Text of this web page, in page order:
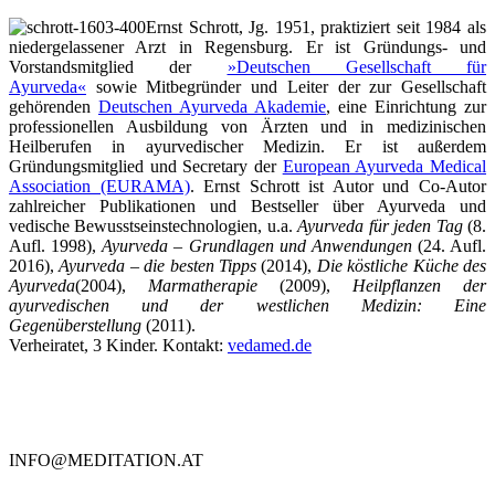
Ernst Schrott, Jg. 1951, praktiziert seit 1984 als
niedergelassener Arzt in Regensburg. Er ist Gründungs- und
Vorstandsmitglied der »Deutschen Gesellschaft für
Ayurveda« sowie Mitbegründer und Leiter der zur Gesellschaft
gehörenden Deutschen Ayurveda Akademie, eine Einrichtung zur
professionellen Ausbildung von Ärzten und in medizinischen
Heilberufen in ayurvedischer Medizin. Er ist außerdem
Gründungsmitglied und Secretary der European Ayurveda Medical
Association (EURAMA). Ernst Schrott ist Autor und Co-Autor
zahlreicher Publikationen und Bestseller über Ayurveda und
vedische Bewusstseinstechnologien, u.a.Ayurveda für jeden Tag(8.
Aufl. 1998),Ayurveda – Grundlagen und Anwendungen(24. Aufl.
2016),Ayurveda – die besten Tipps (2014), Die köstliche Küche des
Ayurveda(2004), Marmatherapie (2009), Heilpflanzen der
ayurvedischen und der westlichen Medizin: Eine
Gegenüberstellung (2011).
Verheiratet, 3 Kinder. Kontakt: vedamed.de
INFO@MEDITATION.AT